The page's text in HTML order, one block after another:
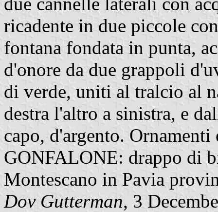
ricadente in due piccole
fontana fondata in punta,
d'onore da due grappoli
di verde, uniti al tralcio al
destra l'altro a sinistra, e
capo, d'argento.
GONFALONE: drappo di
Montescano in Pavia
Dov Gutterman, 3